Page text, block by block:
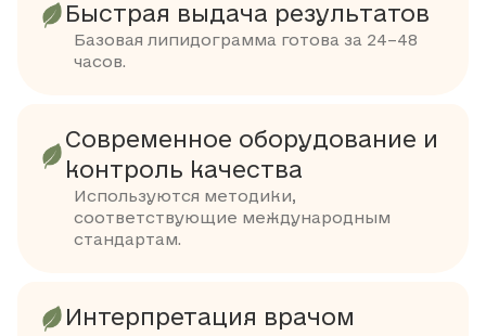
Быстрая выдача результатов
Базовая липидограмма готова за 24–48
часов.
Современное оборудование и
контроль качества
Используются методики,
соответствующие международным
стандартам.
Интерпретация врачом